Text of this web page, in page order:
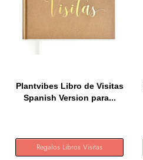
Plantvibes Libro de Visitas
Spanish Version para...
Regalos Libros Visitas